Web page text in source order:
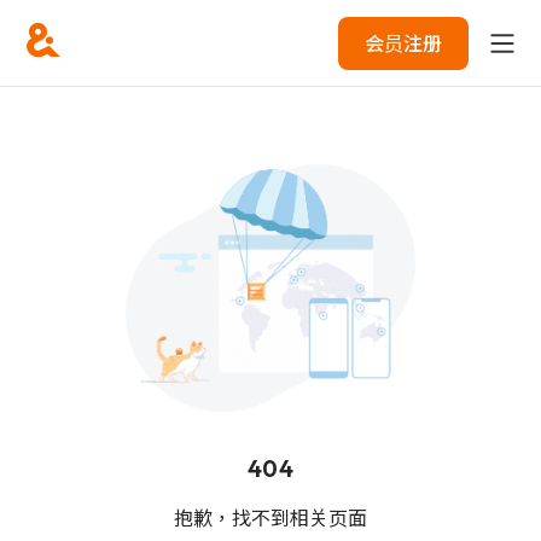
会员注册
404
抱歉，找不到相关页面